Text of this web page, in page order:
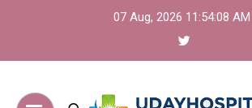
07 Aug, 2026 11:54:08 AM